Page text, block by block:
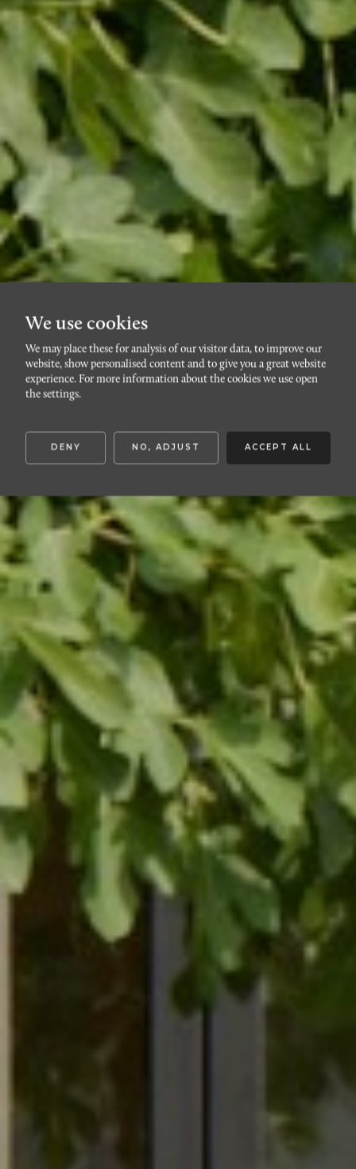
HYLLIE
Sidbäcksgränd 3
We use cookies
We may place these for analysis of our visitor data, to improve our
website, show personalised content and to give you a great website
experience. For more information about the cookies we use open
the settings.
DENY NO, ADJUST ACCEPT ALL